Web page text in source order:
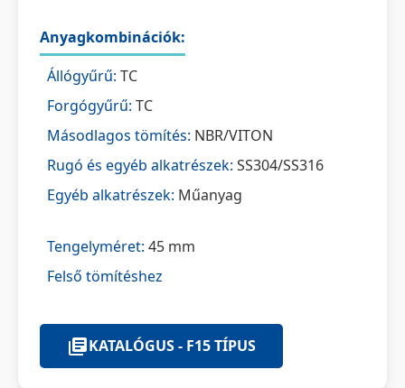
Anyagkombinációk:
Állógyűrű: TC
Forgógyűrű: TC
Másodlagos tömítés: NBR/VITON
Rugó és egyéb alkatrészek: SS304/SS316
Egyéb alkatrészek: Műanyag
Tengelyméret: 45 mm
Felső tömítéshez
KATALÓGUS - F15 TÍPUS